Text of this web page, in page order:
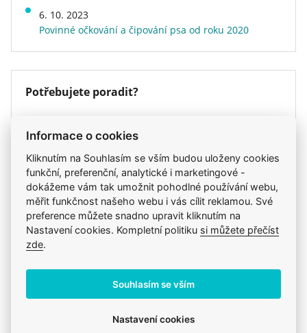
stavu jeho ústní dutiny a jeho zuby a dásně tak
zůstaly zdravé. Díky obsaženým chelátorům
vápníku zpomaluje tvorbu a ukládání zubního
kamene a zlepšuje celkovou hygienu ústní dutiny
vašeho psa.
Terrier Adult kombinací výjimečných chutí
uspokojí i ty nejmlsnější jazýčky.
*L.I.P.: proteiny vybrané pro svou velmi vysokou
stravitelnost.
Energetická hodnota
Hmotnost
1,5 kg
6. 10. 2023
Povinné očkování a čipování psa od roku 2020
Potřebujete poradit?
Chcete objednat? Nevíte si rady s výběrem
krmiva?
777 319 517 (Po–Pá, 8–15h)
eshop@veterix.cz
Produkt také v těchto kategoriích
Pro dospělé
Informace o cookies
Kliknutím na Souhlasím se vším budou uloženy cookies
funkční, preferenční, analytické i marketingové -
dokážeme vám tak umožnit pohodlné používání webu,
měřit funkčnost našeho webu i vás cílit reklamou. Své
preference můžete snadno upravit kliknutím na
Nastavení cookies. Kompletní politiku si můžete přečíst
zde.
Souhlasím se vším
Nastavení cookies